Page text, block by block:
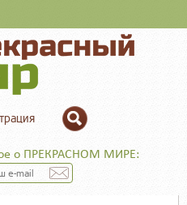
о ПРЕКРАСНОМ МИРЕ: